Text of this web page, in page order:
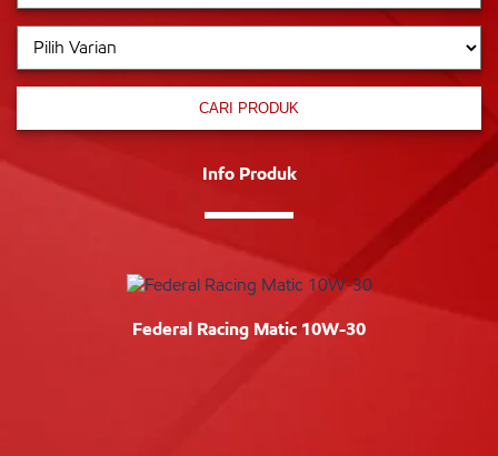
CARI PRODUK
Info Produk
Federal Racing Matic 10W-30